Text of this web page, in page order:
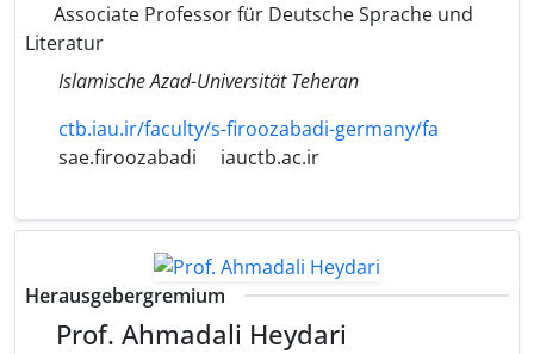
Associate Professor für Deutsche Sprache und
Literatur
Islamische Azad-Universität Teheran
ctb.iau.ir/faculty/s-firoozabadi-germany/fa
sae.firoozabadi
iauctb.ac.ir
Herausgebergremium
Prof. Ahmadali Heydari